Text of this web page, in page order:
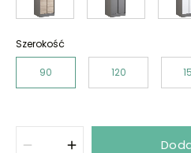
Szerokość
90 120